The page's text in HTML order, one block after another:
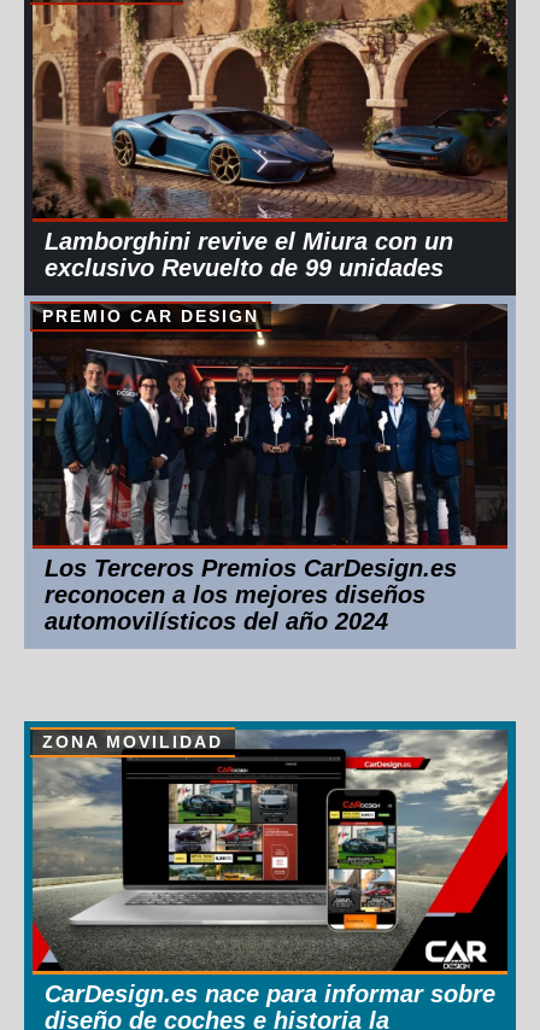
Lamborghini revive el Miura con un
exclusivo Revuelto de 99 unidades
PREMIO CAR DESIGN
Los Terceros Premios CarDesign.es
reconocen a los mejores diseños
automovilísticos del año 2024
ZONA MOVILIDAD
CarDesign.es nace para informar sobre
diseño de coches e historia la